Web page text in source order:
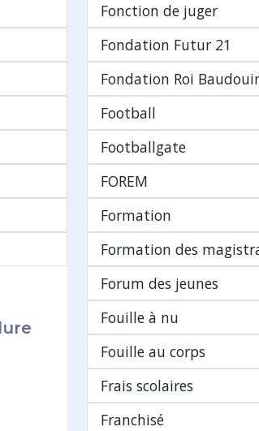
Fonction de juger
Fondation Futur 21
Fondation Roi
Football
Footballgate
FOREM
Formation
Formation des
Forum des jeunes
Fouille à nu
Fouille au corps
Frais scolaires
Franchisé